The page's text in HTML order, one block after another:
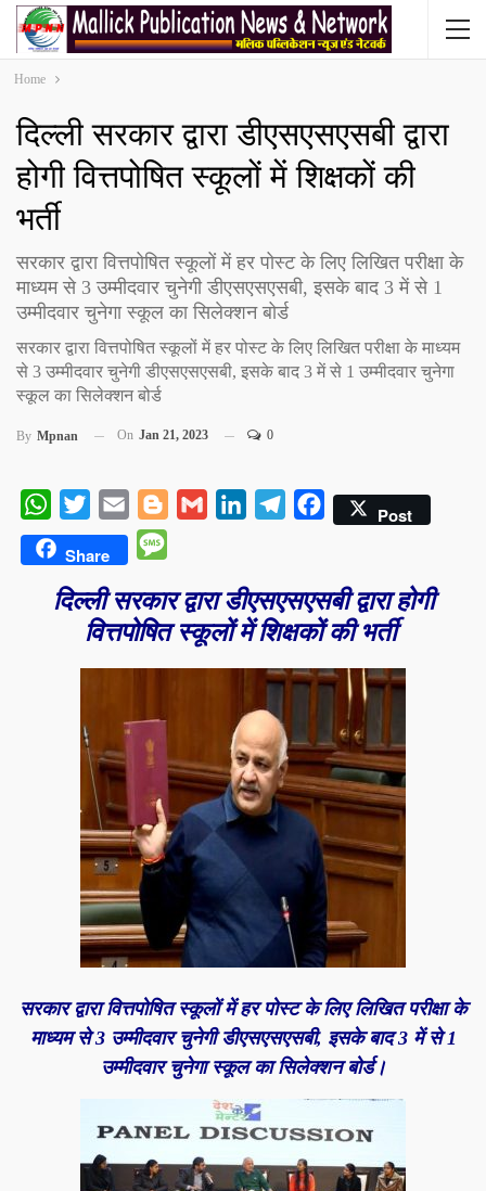
Home
दिल्ली सरकार द्वारा डीएसएसएसबी द्वारा
होगी वित्तपोषित स्कूलों में शिक्षकों की
भर्ती
सरकार द्वारा वित्तपोषित स्कूलों में हर पोस्ट के लिए लिखित परीक्षा के
माध्यम से 3 उम्मीदवार चुनेगी डीएसएसएसबी, इसके बाद 3 में से 1
उम्मीदवार चुनेगा स्कूल का सिलेक्शन बोर्ड
सरकार द्वारा वित्तपोषित स्कूलों में हर पोस्ट के लिए लिखित परीक्षा के माध्यम
से 3 उम्मीदवार चुनेगी डीएसएसएसबी, इसके बाद 3 में से 1 उम्मीदवार चुनेगा
स्कूल का सिलेक्शन बोर्ड
By Mpnan On Jan 21, 2023 0
WhatsApp
Twitter Email BloggerGmail LinkedInTelegramFacebookPost
Share
दिल्ली सरकार द्वारा डीएसएसएसबी द्वारा होगी
वित्तपोषित स्कूलों में शिक्षकों की भर्ती
सरकार द्वारा वित्तपोषित स्कूलों में हर पोस्ट के लिए लिखित परीक्षा के
माध्यम से 3 उम्मीदवार चुनेगी डीएसएसएसबी, इसके बाद 3 में से 1
उम्मीदवार चुनेगा स्कूल का सिलेक्शन बोर्ड।